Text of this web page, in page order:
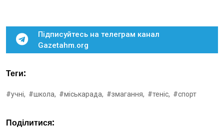
Підписуйтесь на телеграм канал
Gazetahm.org
Теги:
#учні, #школа, #міськарада, #змагання, #теніс, #спорт
Поділитися: